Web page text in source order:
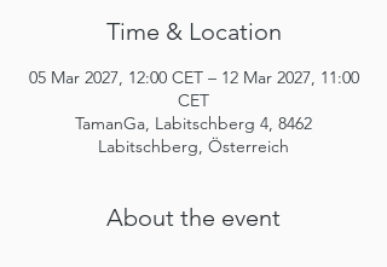
Time & Location
05 Mar 2027, 12:00 CET – 12 Mar 2027, 11:00
CET
TamanGa, Labitschberg 4, 8462
Labitschberg, Österreich
About the event